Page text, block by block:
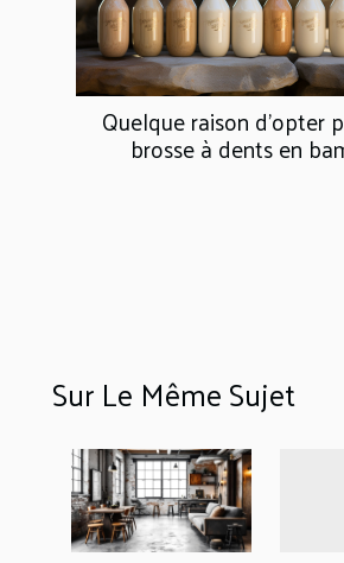
Quelque raison d'opter
brosse à dents en
Sur Le Même Sujet